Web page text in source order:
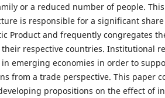
or a reduced number of people.
is responsible for a significant
Product and frequently congregates
respective countries. Institutional
emerging economies in order to
from a trade perspective. This paper
propositions on the effect of